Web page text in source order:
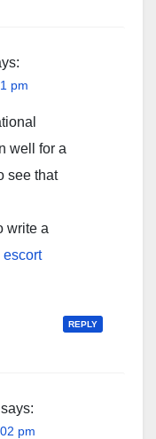
pm
well for a
see that
write a
escort
REPLY
says:
pm